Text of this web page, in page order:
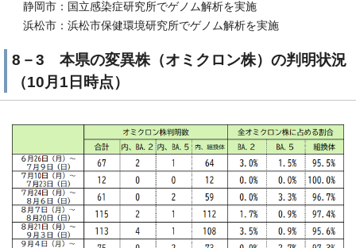
静岡市：国立感染症研究所でゲノム解析を実施
浜松市：浜松市保健環境研究所でゲノム解析を実施
8－3 本県の変異株（オミクロン株）の判明状況
（10月1日時点）